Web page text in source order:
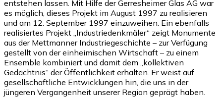
entstehen lassen. Mit Hilfe der Gerresheimer Glas AG war
es möglich, dieses Projekt im August 1997 zu realisieren
und am 12. September 1997 einzuweihen. Ein ebenfalls
realisiertes Projekt „Industriedenkmäler“ zeigt Monumente
aus der Mettmanner Industriegeschichte – zur Verfügung
gestellt von der einheimischen Wirtschaft – zu einem
Ensemble kombiniert und damit dem „kollektiven
Gedächtnis“ der Öffentlichkeit erhalten. Er weist auf
gesellschaftliche Entwicklungen hin, die uns in der
jüngeren Vergangenheit unserer Region geprägt haben.